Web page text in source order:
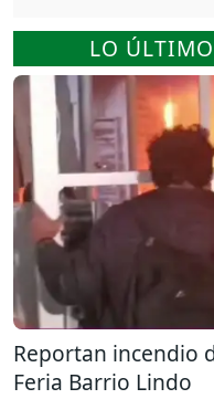
LO
Reportan incendio
Feria Barrio Lindo